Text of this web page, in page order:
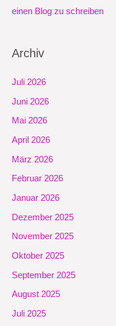
einen Blog zu schreiben
Archiv
Juli 2026
Juni 2026
Mai 2026
April 2026
März 2026
Februar 2026
Januar 2026
Dezember 2025
November 2025
Oktober 2025
September 2025
August 2025
Juli 2025